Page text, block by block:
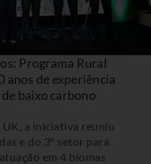
Programa Rural
de experiência
baixo carbono
a iniciativa reuniu
e do 3º setor para
em 4 biomas